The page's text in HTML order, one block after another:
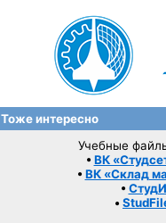
Тоже интересно
Учебные
• ВК
• ВК «Склад
•
•